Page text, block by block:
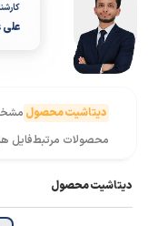
علی
دیتاشیت محصول
محصولات مرتبطفایل
دیتاشیت محصول